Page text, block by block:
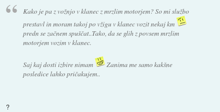
Kako je pa z vožnjo v klanec z mrzlim motorjem? So mi službo
prestavl in moram takoj po vžigu v klanec vozit nekaj km
predn se začnem spuščat..Tako, da se glih z povsem mrzlim
motorjem vozim v klanec.
Saj kaj dosti izbire nimam
Zanima me samo kakšne
posledice lahko pričakujem..
?